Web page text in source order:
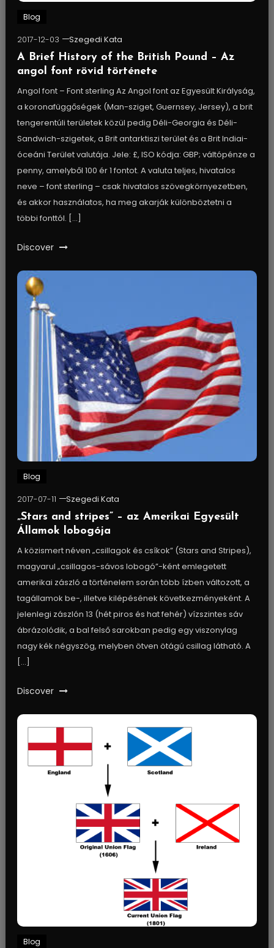
Blog
2017-12-03
Szegedi Kata
A Brief History of the British Pound – Az
angol font rövid története
Angol font – Font sterling Az Angol font az Egyesült Királyság,
a koronafüggőségek (Man-sziget, Guernsey, Jersey), a brit
tengerentúli területek közül pedig Déli-Georgia és Déli-
Sandwich-szigetek, a Brit antarktiszi terület és a Brit Indiai-
óceáni Terület valutája. Jele: £, ISO kódja: GBP; váltópénze a
penny, amelyből 100 ér 1 fontot. A valuta teljes, hivatalos
neve – font sterling – csak hivatalos szövegkörnyezetben,
és akkor használatos, ha meg akarják különböztetni a
többi fonttól. […]
Discover
Blog
2017-07-11
Szegedi Kata
„Stars and stripes” – az Amerikai Egyesült
Államok lobogója
A közismert néven „csillagok és csíkok” (Stars and Stripes),
magyarul „csillagos-sávos lobogó”-ként emlegetett
amerikai zászló a történelem során több ízben változott, a
tagállamok be-, illetve kilépésének következményeként. A
jelenlegi zászlón 13 (hét piros és hat fehér) vízszintes sáv
ábrázolódik, a bal felső sarokban pedig egy viszonylag
nagy kék négyszög, melyben ötven ötágú csillag látható. A
[…]
Discover
Blog